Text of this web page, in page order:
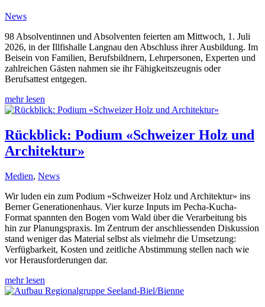
News
98 Absolventinnen und Absolventen feierten am Mittwoch, 1. Juli
2026, in der Illfishalle Langnau den Abschluss ihrer Ausbildung. Im
Beisein von Familien, Berufsbildnern, Lehrpersonen, Experten und
zahlreichen Gästen nahmen sie ihr Fähigkeitszeugnis oder
Berufsattest entgegen.
mehr lesen
Rückblick: Podium «Schweizer Holz und
Architektur»
Medien, News
Wir luden ein zum Podium «Schweizer Holz und Architektur» ins
Berner Generationenhaus. Vier kurze Inputs im Pecha-Kucha-
Format spannten den Bogen vom Wald über die Verarbeitung bis
hin zur Planungspraxis. Im Zentrum der anschliessenden Diskussion
stand weniger das Material selbst als vielmehr die Umsetzung:
Verfügbarkeit, Kosten und zeitliche Abstimmung stellen nach wie
vor Herausforderungen dar.
mehr lesen